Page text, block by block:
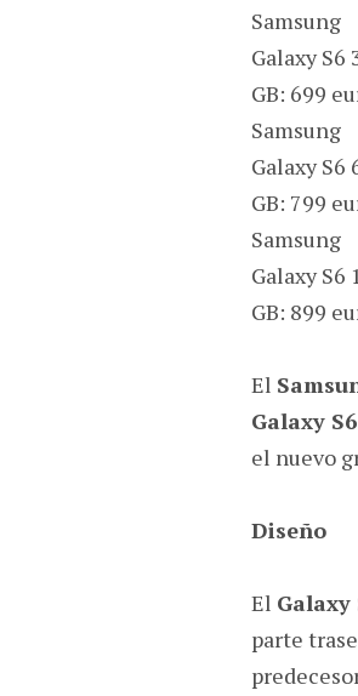
Samsung
Galaxy S6
GB: 699
Samsung
Galaxy S6
GB: 799
Samsung
Galaxy S6
GB: 899
El
Galaxy S6
el nuevo
Diseño
El Galaxy
parte